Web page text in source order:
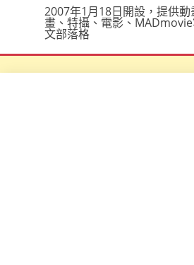
2007年1月18日開設，提供動
畫、特攝、電影、
文部落格